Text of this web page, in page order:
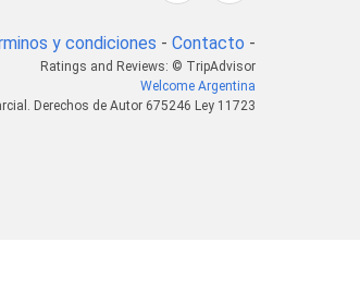
y condiciones - Contacto -
Ratings and Reviews: © TripAdvisor
Welcome Argentina
Derechos de Autor 675246 Ley 11723